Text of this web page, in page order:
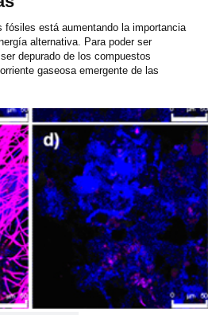
está aumentando la importancia
alternativa. Para poder ser
depurado de los compuestos
gaseosa emergente de las